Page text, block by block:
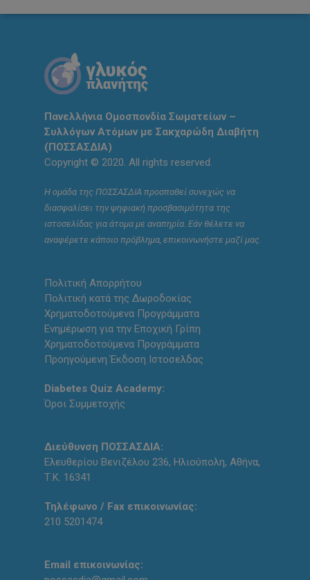
Πανελλήνια Ομοσπονδία Σωματείων –
Συλλόγων Ατόμων με Σακχαρώδη Διαβήτη
(ΠΟΣΣΑΣΔΙΑ)
Copyright © 2020. All rights reserved.
Η ομάδα της ΠΟΣΣΑΣΔΙΑ προσπαθεί συνεχώς να
διασφαλίσει την ψηφιακή προσβασιμότητα της
ιστοσελίδας για άτομα με αναπηρία. Εάν θέλετε να
αναφέρετε κάποιο πρόβλημα, επικοινωνήστε μαζί μας.
Πολιτική Απορρήτου
Πολιτική κατά της Δωροδοκίας
Χρηματοδοτούμενα Προγράμματα
Ενημέρωση για την Εποχική Γρίπη
Χρηματοδοτούμενα Προγράμματα
Προηγούμενη Έκδοση Ιστοσελδας
Diabetes Quiz Academy:
Όροι Συμμετοχής
Διεύθυνση ΠΟΣΣΑΣΔΙΑ:
Ελευθερίου Βενιζέλου 236, Ηλιούπολη, Αθήνα,
Τ.Κ. 16341
Τηλέφωνο / Fax επικοινωνίας:
210 5201474
Email επικοινωνίας: